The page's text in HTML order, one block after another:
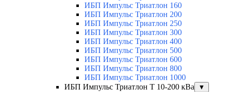
ИБП Импульс Триатлон 160
ИБП Импульс Триатлон 200
ИБП Импульс Триатлон 250
ИБП Импульс Триатлон 300
ИБП Импульс Триатлон 400
ИБП Импульс Триатлон 500
ИБП Импульс Триатлон 600
ИБП Импульс Триатлон 800
ИБП Импульс Триатлон 1000
ИБП Импульс Триатлон Т 10-200 кВа
▼